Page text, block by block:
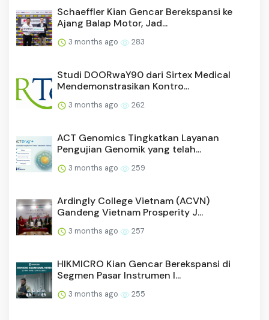
Schaeffler Kian Gencar Berekspansi ke
Ajang Balap Motor, Jad...
3 months ago 283
Studi DOORwaY90 dari Sirtex Medical
Mendemonstrasikan Kontro...
3 months ago 262
ACT Genomics Tingkatkan Layanan
Pengujian Genomik yang telah...
3 months ago 259
Ardingly College Vietnam (ACVN)
Gandeng Vietnam Prosperity J...
3 months ago 257
HIKMICRO Kian Gencar Berekspansi di
Segmen Pasar Instrumen I...
3 months ago 255